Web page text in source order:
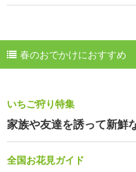
春のおでかけにおすすめ
いちご狩り特集
家族や友達を誘って新鮮
全国お花見ガイド